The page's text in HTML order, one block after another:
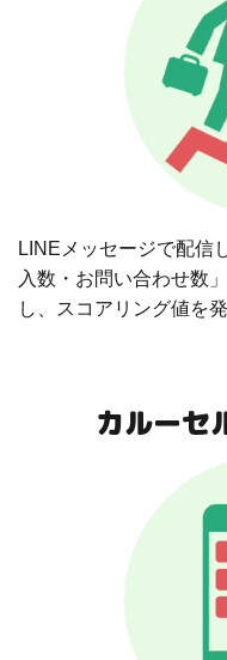
LINEメッセージで配信
入数・お問い合わせ数
し、スコアリング値を
カルーセ